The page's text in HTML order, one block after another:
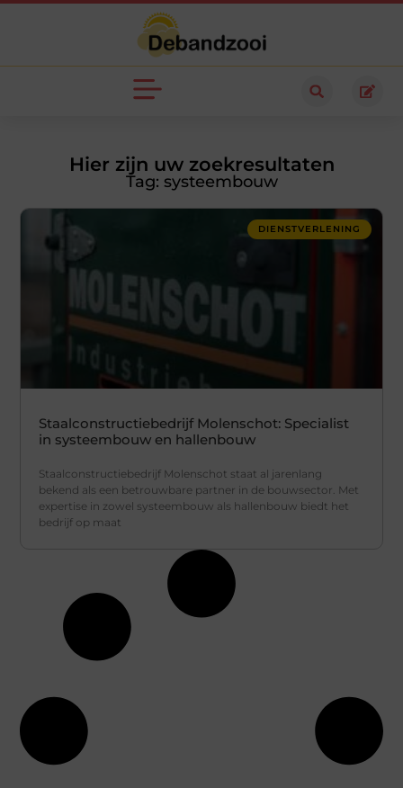
Hier zijn uw zoekresultaten
Tag: systeembouw
DIENSTVERLENING
Staalconstructiebedrijf Molenschot: Specialist
in systeembouw en hallenbouw
Staalconstructiebedrijf Molenschot staat al jarenlang
bekend als een betrouwbare partner in de bouwsector. Met
expertise in zowel systeembouw als hallenbouw biedt het
bedrijf op maat